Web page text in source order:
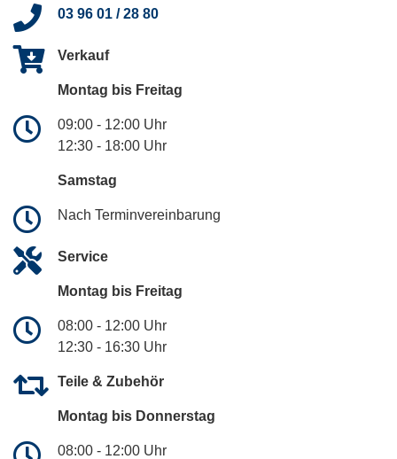
03 96 01 / 28 80
Verkauf
Montag bis Freitag
09:00 - 12:00 Uhr
12:30 - 18:00 Uhr
Samstag
Nach Terminvereinbarung
Service
Montag bis Freitag
08:00 - 12:00 Uhr
12:30 - 16:30 Uhr
Teile & Zubehör
Montag bis Donnerstag
08:00 - 12:00 Uhr